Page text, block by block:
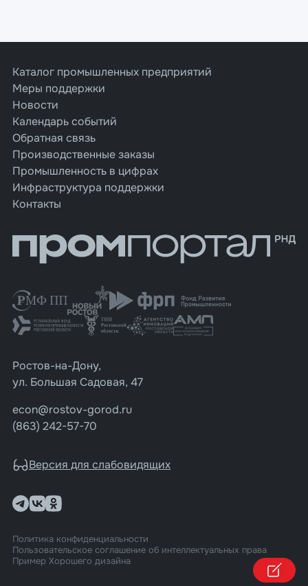
Каталог промышленных предприятий
Меры поддержки
Новости
Календарь событий
Обратная связь
Производственные заказы
Промышленность в цифрах
Инфраструктура поддержки
Контакты
Ростов-на-Дону,
ул. Большая Садовая, 47
econ@rostov-gorod.ru
(863) 242-57-70
Версия для слабовидящих
Политика конфиденциальности
Пользовательское соглашение об интеллектуальных права
Пример Хорошего дизайна